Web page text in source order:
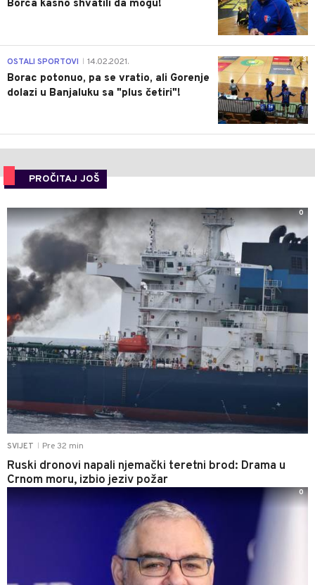
Borca kasno shvatili da mogu!
3
OSTALI SPORTOVI 14.02.2021.
Borac potonuo, pa se vratio, ali Gorenje
dolazi u Banjaluku sa "plus četiri"!
PROČITAJ JOŠ
SVIJET Pre 32 min
Ruski dronovi napali njemački teretni brod: Drama u
Crnom moru, izbio jeziv požar
0
0